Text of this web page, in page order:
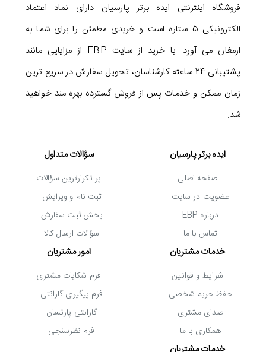
24 اینچ ایسوس مدل
Asus TUF Gaming VG24VQ
به GamePlus و GameVisual اشاره کرد که حالت های
مختلفی برای نمایش بازی در ژانرهای متفاوت را در اختیار شما
می گذارند. همچنین این تکنولوژی ها ابزارهایی برای تمرین کردن
و تقویت مهارت های گیمینگ را برای شما فراهم می آورند. مانیتور
اتصال آسان به کنسول بازی و کامپیوتر
فروشگاه اینترنتی ایده برتر پارسیان دارای نماد اعتماد
الکترونیکی 5 ستاره است و خریدی مطمئن را برای شما به
ارمغان می آورد. با خرید از سایت EBP از مزایایی مانند
پشتیبانی 24 ساعته کارشناسان، تحویل سفارش در سریع ترین
زمان ممکن و خدمات پس از فروش گسترده بهره مند خواهید
شد.
ایده برتر پارسیان
صفحه اصلی
عضویت در سایت
درباره EBP
تماس با ما
سؤالات متداول
پر تکرارترین سؤالات
ثبت نام و ویرایش
بخش ثبت سفارش
سؤالات ارسال کالا
خدمات مشتریان
شرایط و قوانین
حفظ حریم شخصی
صدای مشتری
همکاری با ما
امور مشتریان
فرم شکایات مشتری
فرم پیگیری گارانتی
گارانتی پارتسان
فرم نظرسنجی